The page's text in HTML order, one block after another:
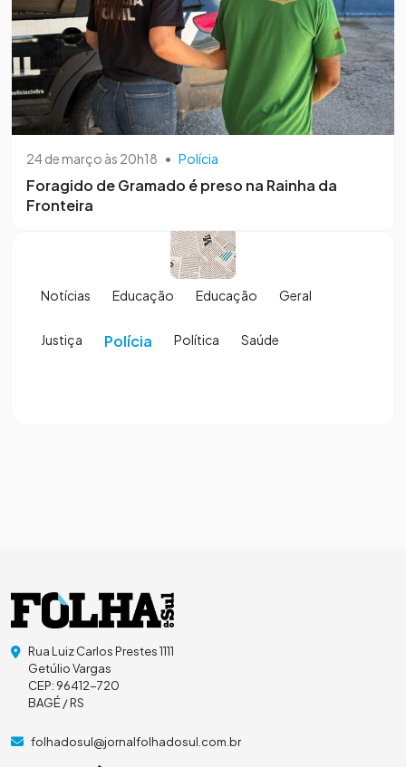
24 de março às 20h18 • Polícia
Foragido de Gramado é preso na Rainha da
Fronteira
Notícias Educação Educação Geral
Justiça Polícia Política Saúde
Rua Luiz Carlos Prestes 1111
Getúlio Vargas
CEP: 96412-720
BAGÉ / RS
folhadosul@jornalfolhadosul.com.br